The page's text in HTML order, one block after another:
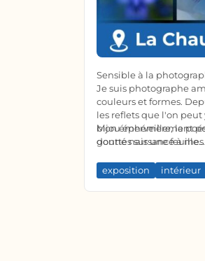
Sensible à la
Je suis photographe
couleurs et formes.
les reflets que l'on peut
bijou éphémère, la
gouttes sur une feuille...
Mon émerveillement
donné naissance à
exposition intérieur